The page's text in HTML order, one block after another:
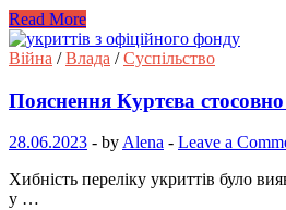
Read More
Війна /Влада /Суспільство
Пояснення Куртєва
28.06.2023 - by Alena - Leave a
Хибність переліку укриттів було
у …